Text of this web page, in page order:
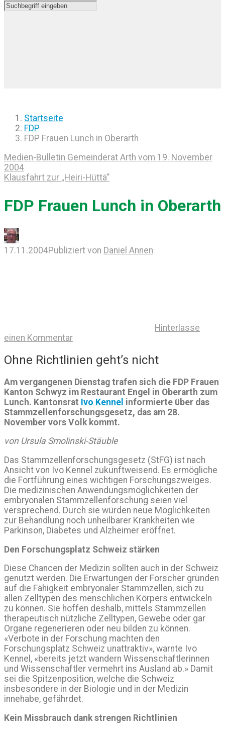
Startseite
FDP
FDP Frauen Lunch in Oberarth
Medien-Bulletin Gemeinderat Arth vom 19. November
2004
Klausfahrt zur „Heiri-Hüttä“
FDP Frauen Lunch in Oberarth
17.11.2004Publiziert von Daniel Annen
Hinterlasse
einen Kommentar
Ohne Richtlinien geht’s nicht
Am vergangenen Dienstag trafen sich die FDP Frauen
Kanton Schwyz im Restaurant Engel in Oberarth zum
Lunch. Kantonsrat Ivo Kennel informierte über das
Stammzellenforschungsgesetz, das am 28.
November vors Volk kommt.
von Ursula Smolinski-Stäuble
Das Stammzellenforschungsgesetz (StFG) ist nach
Ansicht von Ivo Kennel zukunftweisend. Es ermögliche
die Fortführung eines wichtigen Forschungszweiges.
Die medizinischen Anwendungsmöglichkeiten der
embryonalen Stammzellenforschung seien viel
versprechend. Durch sie würden neue Möglichkeiten
zur Behandlung noch unheilbarer Krankheiten wie
Parkinson, Diabetes und Alzheimer eröffnet.
Den Forschungsplatz Schweiz stärken
Diese Chancen der Medizin sollten auch in der Schweiz
genutzt werden. Die Erwartungen der Forscher gründen
auf die Fähigkeit embryonaler Stammzellen, sich zu
allen Zelltypen des menschlichen Körpers entwickeln
zu können. Sie hoffen deshalb, mittels Stammzellen
therapeutisch nützliche Zelltypen, Gewebe oder gar
Organe regenerieren oder neu bilden zu können.
«Verbote in der Forschung machten den
Forschungsplatz Schweiz unattraktiv», warnte Ivo
Kennel, «bereits jetzt wandern Wissenschaftlerinnen
und Wissenschaftler vermehrt ins Ausland ab.» Damit
sei die Spitzenposition, welche die Schweiz
insbesondere in der Biologie und in der Medizin
innehabe, gefährdet.
Kein Missbrauch dank strengen Richtlinien